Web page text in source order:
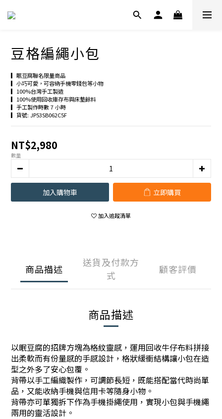
豆格編繩小包
▎眠豆腐聯名限量商品
▎小巧可愛，可容納手機零錢包等小物
▎100%台灣手工製造
▎100%使用回收庫存布與床墊餘料
▎手工製作時數 7 小時
▎貨號: JP53SB062C5F
NT$2,980
數量
加入購物車 立即購買
加入追蹤清單
商品描述
送貨及付款方
式
顧客評價
商品描述
以眠豆腐的招牌方塊為格紋靈感， 運用回收牛仔布料拼接
出柔軟而有份量感的手感設計， 格狀緩衝結構讓小包在造
型之外多了安心包覆。
背帶以手工編織製作，可調節長短 ，既能搭配當代時尚單
品，又能收納手機與信用卡等隨身小物。
背帶亦可單獨拆下作為手機掛繩使用，實現小包與手機繩
兩用的靈活設計。